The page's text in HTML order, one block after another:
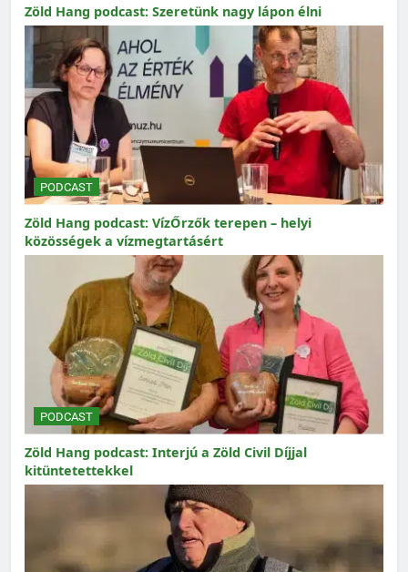
Zöld Hang podcast: Szeretünk nagy lápon élni
PODCAST
Zöld Hang podcast: VízŐrzők terepen – helyi
közösségek a vízmegtartásért
PODCAST
Zöld Hang podcast: Interjú a Zöld Civil Díjjal
kitüntetettekkel